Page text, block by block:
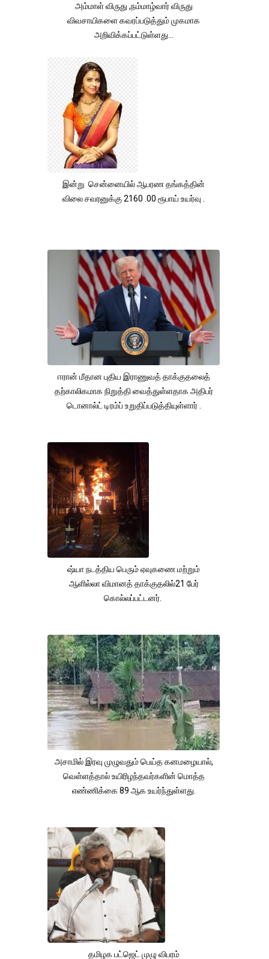
அம்மாள் விருது ,நம்மாழ்வார் விருது
விவசாயிகளை கவரப்படுத்தும் முகமாக
அறிவிக்கப்பட்டுள்ளது...
இன்று சென்னையில் ஆபரண தங்கத்தின்
விலை சவரனுக்கு 2160 .00 ரூபாய் உயர்வு .
ஈரான் மீதான புதிய இராணுவத் தாக்குதலைத்
தற்காலிகமாக நிறுத்தி வைத்துள்ளதாக அதிபர்
டொனால்ட் டிரம்ப் உறுதிப்படுத்தியுள்ளார் .
ஷ்யா நடத்திய பெரும் ஏவுகணை மற்றும்
ஆளில்லா விமானத் தாக்குதலில்21 பேர்
கொல்லப்பட்டனர்.
அசாமில் இரவு முழுவதும் பெய்த கனமழையால்,
வெள்ளத்தால் உயிரிழந்தவர்களின் மொத்த
எண்ணிக்கை 89 ஆக உயர்ந்துள்ளது.
தமிழக பட்ஜெட் முழு விபரம்